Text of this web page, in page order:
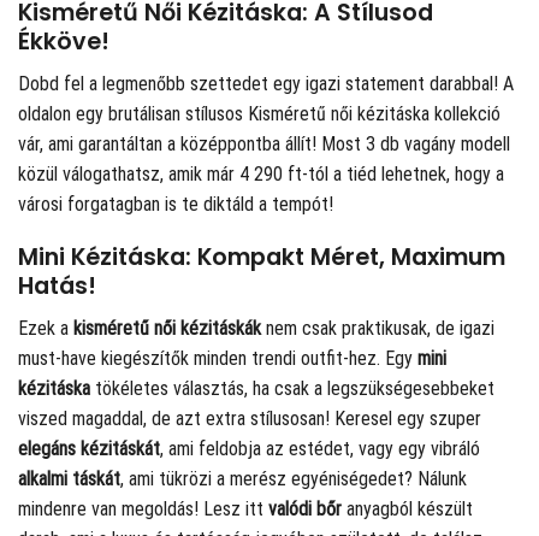
Kisméretű Női Kézitáska: A Stílusod
Ékköve!
Dobd fel a legmenőbb szettedet egy igazi statement darabbal! A
oldalon egy brutálisan stílusos Kisméretű női kézitáska kollekció
vár, ami garantáltan a középpontba állít! Most 3 db vagány modell
közül válogathatsz, amik már 4 290 ft-tól a tiéd lehetnek, hogy a
városi forgatagban is te diktáld a tempót!
Mini Kézitáska: Kompakt Méret, Maximum
Hatás!
Ezek a kisméretű női kézitáskáknem csak praktikusak, de igazi
must-have kiegészítők minden trendi outfit-hez. Egy mini
kézitáska tökéletes választás, ha csak a legszükségesebbeket
viszed magaddal, de azt extra stílusosan! Keresel egy szuper
elegáns kézitáskát, ami feldobja az estédet, vagy egy vibráló
alkalmi táskát, ami tükrözi a merész egyéniségedet? Nálunk
mindenre van megoldás! Lesz itt valódi bőr anyagból készült